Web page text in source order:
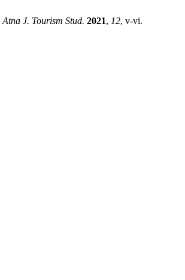
Atna J. Tourism Stud. 2021, 12, v-vi.